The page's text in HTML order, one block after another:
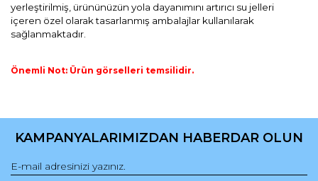
yerleştirilmiş, ürününüzün yola dayanımını artırıcı su jelleri
içeren özel olarak tasarlanmış ambalajlar kullanılarak
sağlanmaktadır.
Önemli Not: Ürün görselleri temsilidir.
konularda yetersiz gördüğünüz noktaları öneri formunu
Görüş ve önerileriniz için teşekkür ederiz.
Ürün resmi kalitesiz, bozuk veya görüntülenemiyor.
KAMPANYALARIMIZDAN HABERDAR OLUN